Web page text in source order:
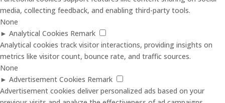
media, collecting feedback, and enabling third-party tools.
None
► Analytical Cookies Remark
Analytical cookies track visitor interactions, providing insights on
metrics like visitor count, bounce rate, and traffic sources.
None
► Advertisement Cookies Remark
Advertisement cookies deliver personalized ads based on your